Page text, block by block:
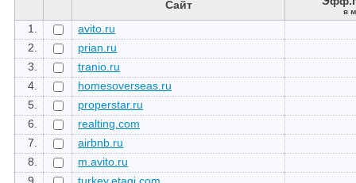
Сайт
в
1.
avito.ru
2.
prian.ru
3.
tranio.ru
4.
homesoverseas.ru
5.
properstar.ru
6.
realting.com
7.
airbnb.ru
8.
m.avito.ru
9.
turkey.etagi.com